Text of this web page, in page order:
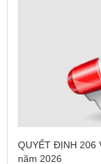
QUYẾT ĐỊNH 206
năm 2026